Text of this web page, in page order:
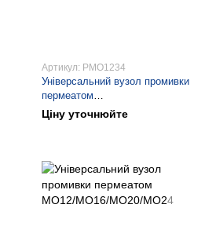
Артикул: PMO1234
Універсальний вузол промивки
пермеатом
MO1/MO2/MO3/MO4
Ціну уточнюйте